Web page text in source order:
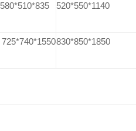
580*510*835 520*550*1140
725*740*1550830*850*1850